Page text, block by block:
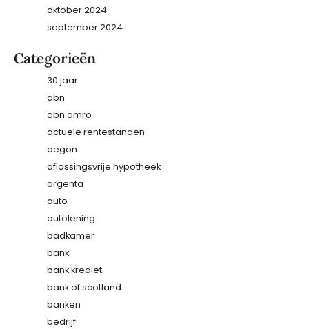
oktober 2024
september 2024
Categorieën
30 jaar
abn
abn amro
actuele rentestanden
aegon
aflossingsvrije hypotheek
argenta
auto
autolening
badkamer
bank
bank krediet
bank of scotland
banken
bedrijf